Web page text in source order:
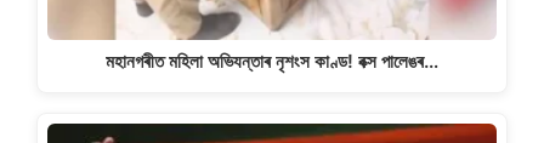
মহানগৰীত মহিলা অভিযন্তাৰ নৃশংস কাণ্ড! বক্স পালেঙৰ…